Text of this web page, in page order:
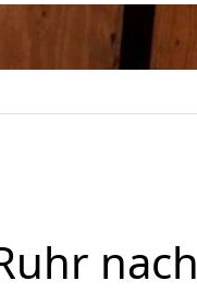
nach